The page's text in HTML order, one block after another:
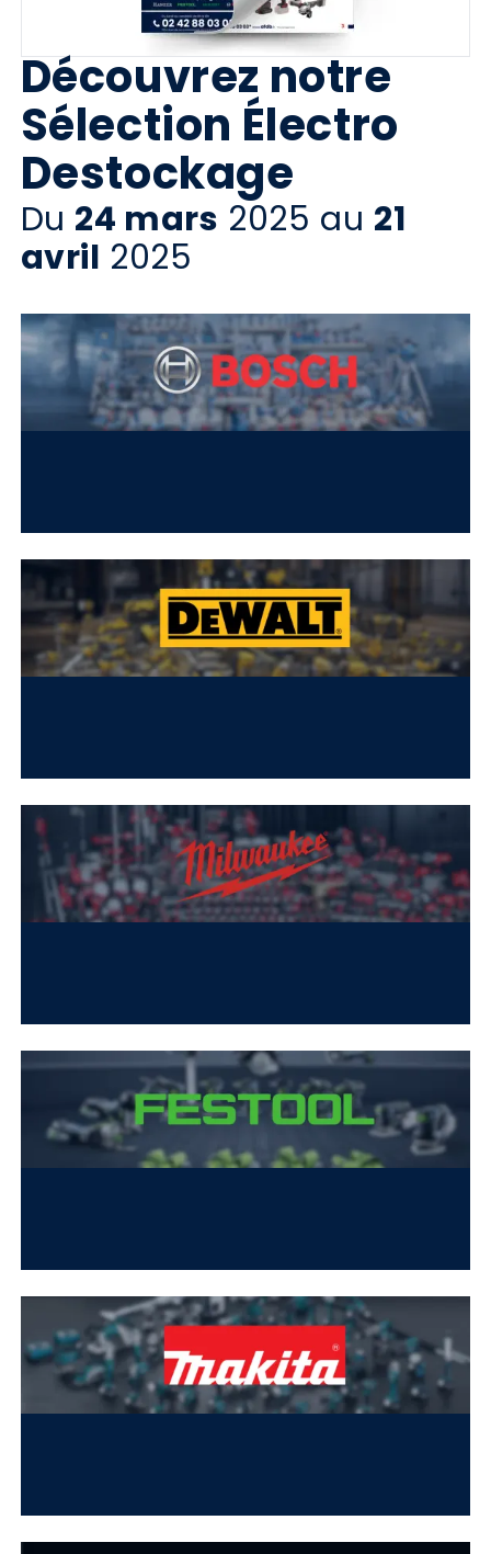
Découvrez notre
Sélection Électro
Destockage
Du 24 mars 2025 au 21
avril 2025